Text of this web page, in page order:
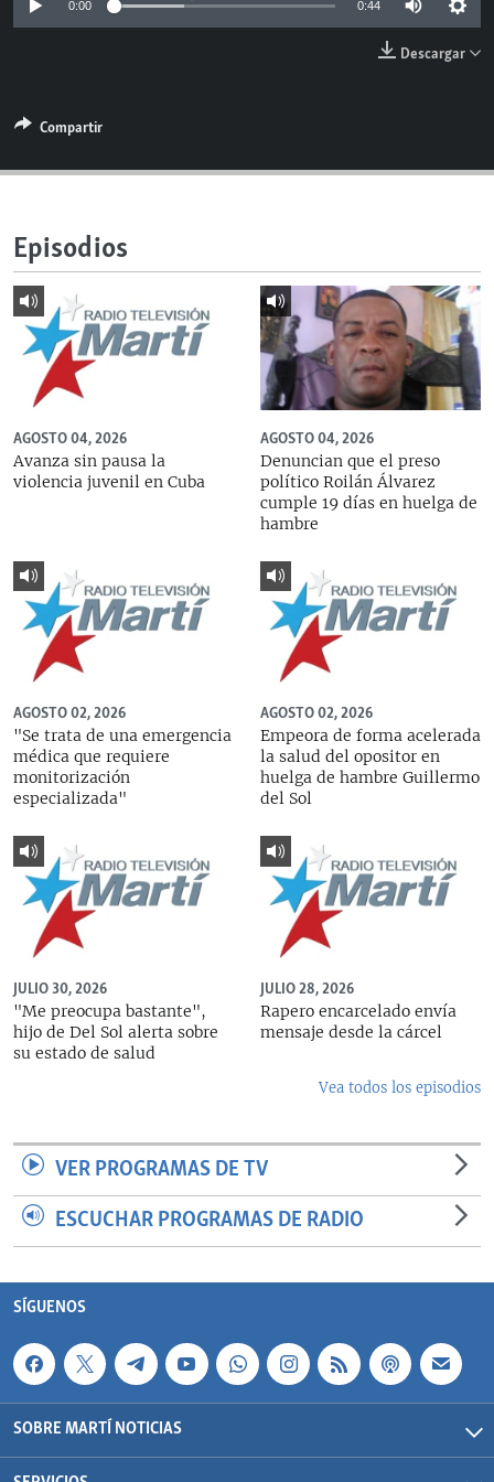
RADIO MARTÍ
LA REALIDAD DE LA VIVIENDA EN CUBA
SER VIEJO EN CUBA
LOS SANTOS DE HIALEAH
DESINFORMACIÓN RUSA EN AMÉRICA LATINA
LA INVASIÓN DE RUSIA A UCRANIA
EDITORIALES
0:00 0:44
Descargar
Compartir
Episodios
AGOSTO 04, 2026
Avanza sin pausa la
violencia juvenil en Cuba
AGOSTO 04, 2026
Denuncian que el preso
político Roilán Álvarez
cumple 19 días en huelga de
hambre
AGOSTO 02, 2026
"Se trata de una emergencia
médica que requiere
monitorización
especializada"
AGOSTO 02, 2026
Empeora de forma acelerada
la salud del opositor en
huelga de hambre Guillermo
del Sol
JULIO 30, 2026
"Me preocupa bastante",
hijo de Del Sol alerta sobre
su estado de salud
JULIO 28, 2026
Rapero encarcelado envía
mensaje desde la cárcel
Vea todos los episodios
VER PROGRAMAS DE TV
ESCUCHAR PROGRAMAS DE RADIO
SÍGUENOS
SOBRE MARTÍ NOTICIAS